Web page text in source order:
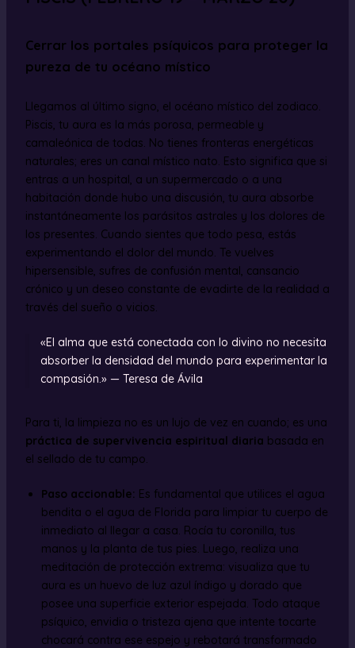
Cerrar los portales psíquicos para proteger la
pureza de tu océano místico
Llegamos al último signo, el océano místico del zodiaco.
Piscis, tu aura es la más porosa, permeable y
camaleónica de todas. No tienes fronteras energéticas
naturales; eres un canal místico nato. Esto significa que si
entras a un hospital, a un supermercado o a una
habitación donde hubo una discusión, tu aura absorbe
instantáneamente los parásitos astrales y los dolores de
los presentes. Cuando sientes que todo pesa, estás
experimentando el dolor del mundo. Te vuelves
hipersensible, sufres de confusión mental, cansancio
crónico y un deseo constante de evadirte de la realidad a
través del sueño o vicios.
«El alma que está conectada con lo divino no necesita
absorber la densidad del mundo para experimentar la
compasión.» — Teresa de Ávila
Para ti, la limpieza no es un lujo de vez en cuando; es una
práctica de supervivencia espiritual diaria basada en
el sellado de tu campo.
Paso accionable: Es fundamental que utilices el agua
bendita o el agua de Florida para limpiar tu cuerpo de
inmediato al llegar a casa. Rocía tu coronilla, tus
manos y la planta de tus pies. Luego, realiza una
meditación de protección extrema: visualiza que tu
aura es un huevo de luz azul índigo y dorado que
posee una superficie exterior espejada. Todo ataque
psíquico, envidia o tristeza ajena que intente tocarte
chocará contra ese espejo y rebotará transformado